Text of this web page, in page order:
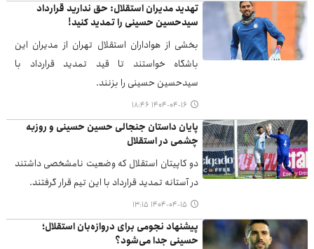
تهدید مدیران استقلال: حق ندارید قرارداد
سیدحسین حسینی را تمدید کنید!
بخشی از هواداران استقلال تهران از مدیران این
باشگاه خواستند تا قید تمدید قرارداد با
سیدحسین حسینی را بزنند.
۱۴۰۴-۰۴-۱۶ ۱۸:۴۶
پایان داستان جنجالی حسین حسینی و روزبه
چشمی در استقلال
دو کاپیتان استقلال که وضعیت نامشخصی داشتند
در آستانه تمدید قرارداد با این تیم قرار گرفتند.
۱۴۰۴-۰۴-۱۵ ۱۳:۱۵
پیشنهاد نجومی برای دروازه‌بان استقلال؛
حسینی جدا می‌شود؟